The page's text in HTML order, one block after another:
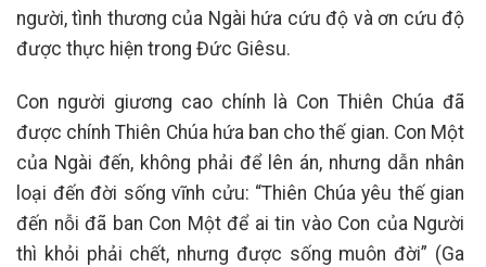
người, tình thương của Ngài hứa cứu độ và ơn cứu độ
được thực hiện trong Đức Giêsu.
Con người giương cao chính là Con Thiên Chúa đã
được chính Thiên Chúa hứa ban cho thế gian. Con Một
của Ngài đến, không phải để lên án, nhưng dẫn nhân
loại đến đời sống vĩnh cửu: “Thiên Chúa yêu thế gian
đến nỗi đã ban Con Một để ai tin vào Con của Người
thì khỏi phải chết, nhưng được sống muôn đời” (Ga